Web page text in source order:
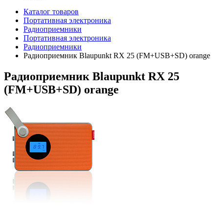
Каталог товаров
Портативная электроника
Радиоприемники
Портативная электроника
Радиоприемники
Радиоприемник Blaupunkt RX 25 (FM+USB+SD) orange
Радиоприемник Blaupunkt RX 25
(FM+USB+SD) orange